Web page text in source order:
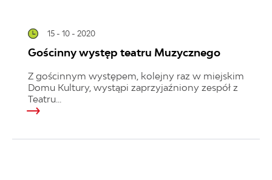
15 - 10 - 2020
Gościnny występ teatru Muzycznego
Z gościnnym występem, kolejny raz w miejskim
Domu Kultury, wystąpi zaprzyjaźniony zespół z
Teatru...